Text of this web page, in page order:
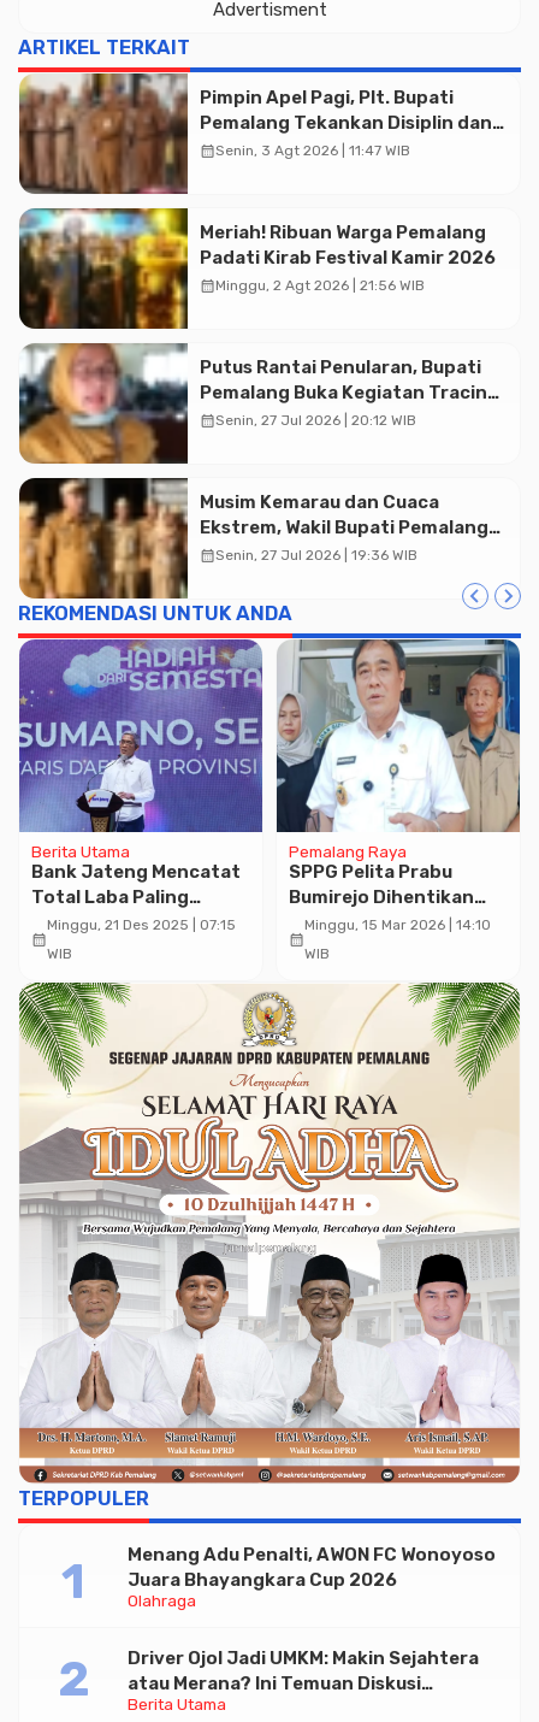
Advertisment
Advertisment
ARTIKEL TERKAIT
Pimpin Apel Pagi, Plt. Bupati
Pemalang Tekankan Disiplin dan
Soliditas ASN untuk Pelayanan
calendar_monthSenin, 3 Agt 2026 | 11:47 WIB
Meriah! Ribuan Warga Pemalang
Padati Kirab Festival Kamir 2026
calendar_monthMinggu, 2 Agt 2026 | 21:56 WIB
Putus Rantai Penularan, Bupati
Pemalang Buka Kegiatan Tracing
TBC Terintegrasi di Mulyoharjo
calendar_monthSenin, 27 Jul 2026 | 20:12 WIB
Musim Kemarau dan Cuaca
Ekstrem, Wakil Bupati Pemalang
Ingatkan ASN Waspada Bahaya
calendar_monthSenin, 27 Jul 2026 | 19:36 WIB
REKOMENDASI UNTUK ANDA
Berita Utama
Bank Jateng Mencatat
Total Laba Paling
Tinggi di Antara Bank
BPD di Pulau Jawa
calendar_month
Minggu, 21 Des 2025 | 07:15
WIB
Pemalang Raya
SPPG Pelita Prabu
Bumirejo Dihentikan
Sementara Oleh
Kasatgas MBG
calendar_month
Minggu, 15 Mar 2026 | 14:10
WIB
TERPOPULER
Olahraga
Menang Adu Penalti, AWON FC Wonoyoso
Juara Bhayangkara Cup 2026
Berita Utama
Driver Ojol Jadi UMKM: Makin Sejahtera
atau Merana? Ini Temuan Diskusi
Paramadina